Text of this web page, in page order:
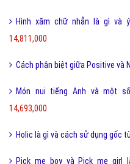
Hình xăm chữ nhẫn là gì và
14,811,000
Cách phân biệt giữa Positive và
Món nui tiếng Anh và một
14,693,000
Holic là gì và cách sử dụng gốc
Pick me boy và Pick me girl